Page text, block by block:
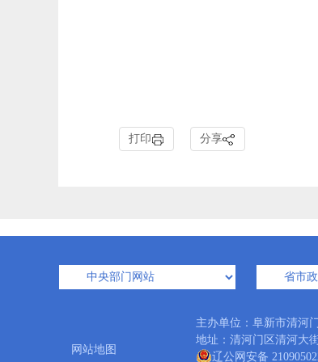
打印 分享
网站地图
主办单位：阜新市清
地址：清河门区清河
辽公网安备